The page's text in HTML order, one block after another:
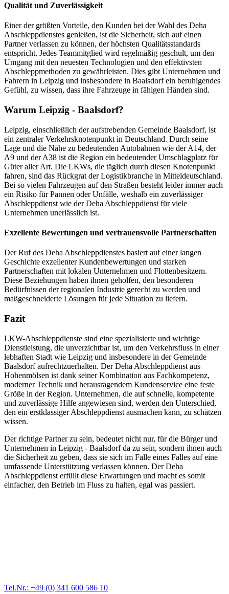
Qualität und Zuverlässigkeit
Einer der größten Vorteile, den Kunden bei der Wahl des Deha
Abschleppdienstes genießen, ist die Sicherheit, sich auf einen
Partner verlassen zu können, der höchsten Qualitätsstandards
entspricht. Jedes Teammitglied wird regelmäßig geschult, um den
Umgang mit den neuesten Technologien und den effektivsten
Abschleppmethoden zu gewährleisten. Dies gibt Unternehmen und
Fahrern in Leipzig und insbesondere in Baalsdorf ein beruhigendes
Gefühl, zu wissen, dass ihre Fahrzeuge in fähigen Händen sind.
Warum Leipzig - Baalsdorf?
Leipzig, einschließlich der aufstrebenden Gemeinde Baalsdorf, ist
ein zentraler Verkehrsknotenpunkt in Deutschland. Durch seine
Lage und die Nähe zu bedeutenden Autobahnen wie der A14, der
A9 und der A38 ist die Region ein bedeutender Umschlagplatz für
Güter aller Art. Die LKWs, die täglich durch diesen Knotenpunkt
fahren, sind das Rückgrat der Logistikbranche in Mitteldeutschland.
Bei so vielen Fahrzeugen auf den Straßen besteht leider immer auch
ein Risiko für Pannen oder Unfälle, weshalb ein zuverlässiger
Abschleppdienst wie der Deha Abschleppdienst für viele
Unternehmen unerlässlich ist.
Exzellente Bewertungen und vertrauensvolle Partnerschaften
Der Ruf des Deha Abschleppdienstes basiert auf einer langen
Geschichte exzellenter Kundenbewertungen und starken
Partnerschaften mit lokalen Unternehmen und Flottenbesitzern.
Diese Beziehungen haben ihnen geholfen, den besonderen
Bedürfnissen der regionalen Industrie gerecht zu werden und
maßgeschneiderte Lösungen für jede Situation zu liefern.
Fazit
LKW-Abschleppdienste sind eine spezialisierte und wichtige
Dienstleistung, die unverzichtbar ist, um den Verkehrsfluss in einer
lebhaften Stadt wie Leipzig und insbesondere in der Gemeinde
Baalsdorf aufrechtzuerhalten. Der Deha Abschleppdienst aus
Hohenmölsen ist dank seiner Kombination aus Fachkompetenz,
moderner Technik und herausragendem Kundenservice eine feste
Größe in der Region. Unternehmen, die auf schnelle, kompetente
und zuverlässige Hilfe angewiesen sind, werden den Unterschied,
den ein erstklassiger Abschleppdienst ausmachen kann, zu schätzen
wissen.
Der richtige Partner zu sein, bedeutet nicht nur, für die Bürger und
Unternehmen in Leipzig - Baalsdorf da zu sein, sondern ihnen auch
die Sicherheit zu geben, dass sie sich im Falle eines Falles auf eine
umfassende Unterstützung verlassen können. Der Deha
Abschleppdienst erfüllt diese Erwartungen und macht es somit
einfacher, den Betrieb im Fluss zu halten, egal was passiert.
Tel.Nr.: +49 (0) 341 600 586 10